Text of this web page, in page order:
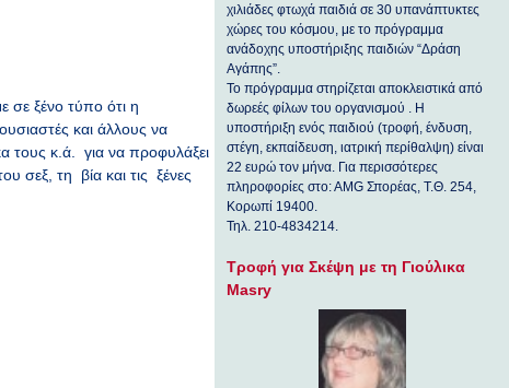
σε ξένο τύπο ότι η
και άλλους να
τους κ.ά. για να προφυλάξει
σεξ, τη βία και τις ξένες
χιλιάδες φτωχά παιδιά σε 30 υπανάπτυκτες
χώρες του κόσμου, με το πρόγραμμα
ανάδοχης υποστήριξης παιδιών “Δράση
Αγάπης”.
Το πρόγραμμα στηρίζεται αποκλειστικά από
δωρεές φίλων του οργανισμού . Η
υποστήριξη ενός παιδιού (τροφή, ένδυση,
στέγη, εκπαίδευση, ιατρική περίθαλψη) είναι
22 ευρώ τον μήνα. Για περισσότερες
πληροφορίες στο: ΑΜG Σπορέας, Τ.Θ. 254,
Κορωπί 19400.
Τηλ. 210-4834214.
Τροφή για Σκέψη με τη Γιούλικα
Masry